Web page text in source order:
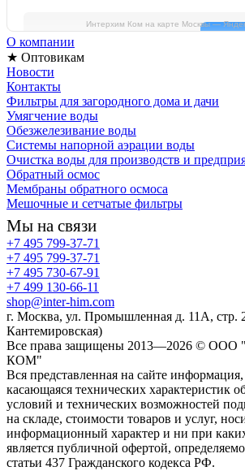
Интерхим Ком на карте Москвы —
О компании
★ Оптовикам
Новости
Контакты
Фильтры для загородного дома и дачи
Умягчение воды
Обезжелезивание воды
Системы напорной аэрации воды
Очистка воды для производств и
Обратный осмос
Мембраны обратного осмоса
Мешочные и сетчатые фильтры
Мы на связи
+7 495 799-37-71
+7 495 799-37-71
+7 495 730-67-91
+7 499 130-66-11
shop@inter-him.com
г. Москва, ул. Промышленная д. 11А, стр.
Кантемировская)
Все права защищены 2013—2026 ©
КОМ"
Вся представленная на сайте
касающаяся технических характеристик
условий и технических возможностей
на складе, стоимости товаров и услуг,
информационный характер и ни при
является публичной офертой,
статьи 437 Гражданского кодекса РФ.